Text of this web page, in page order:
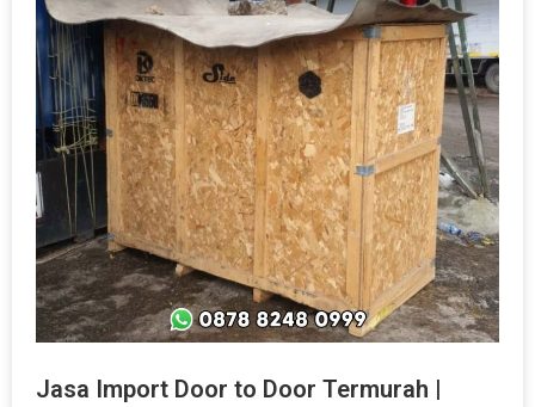
Jasa Import Door to Door Termurah |